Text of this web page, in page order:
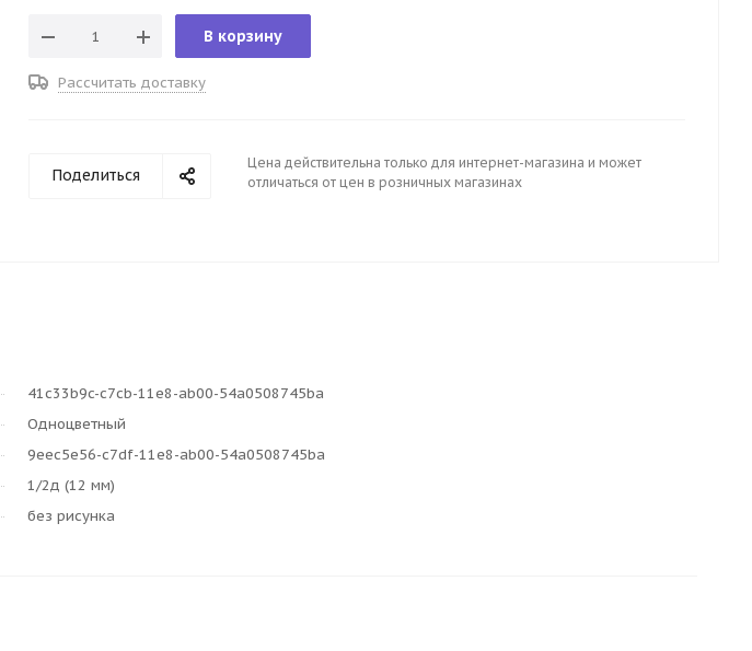
В корзину
Рассчитать доставку
Поделиться
Цена действительна только для интернет-магазина и может
отличаться от цен в розничных магазинах
41c33b9c-c7cb-11e8-ab00-54a0508745ba
Одноцветный
9eec5e56-c7df-11e8-ab00-54a0508745ba
1/2д (12 мм)
без рисунка